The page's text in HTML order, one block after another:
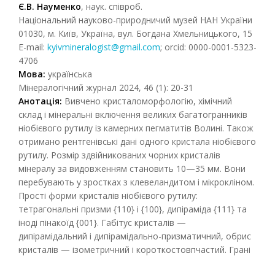
Є.В. Науменко, наук. співроб.
Національний науково-природничий музей НАН України
01030, м. Київ, Україна, вул. Богдана Хмельницького, 15
E-mail: kyivmineralogist@gmail.com; orcid: 0000-0001-5323-
4706
Мова: українська
Мінералогічний журнал 2024, 46 (1): 20-31
Анотація: Вивчено кристаломорфологію, хімічний
склад і мінеральні включення великих багатогранників
ніобієвого рутилу із камерних пегматитів Волині. Також
отримано рентгенівські дані одного кристала ніобієвого
рутилу. Розмір здвійникованих чорних кристалів
мінералу за видовженням становить 10—35 мм. Вони
перебувають у зростках з клевеландитом і мікрокліном.
Прості форми кристалів ніобієвого рутилу:
тетрагональні призми {110} і {100}, дипіраміда {111} та
іноді пінакоїд {001}. Габітус кристалів —
дипірамідальний і дипірамідально-призматичний, обрис
кристалів — ізометричний і короткостовпчастий. Грані